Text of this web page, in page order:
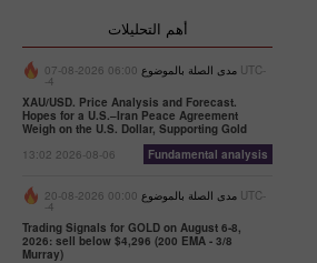
أهم التحليلات
مدى الصلة بالموضوع 06:00 2026-08-07 UTC-
-4
XAU/USD. Price Analysis and Forecast.
Hopes for a U.S.–Iran Peace Agreement
Weigh on the U.S. Dollar, Supporting Gold
13:02 2026-08-06
Fundamental analysis
مدى الصلة بالموضوع 00:00 2026-08-20 UTC-
-4
Trading Signals for GOLD on August 6-8,
2026: sell below $4,296 (200 EMA - 3/8
Murray)